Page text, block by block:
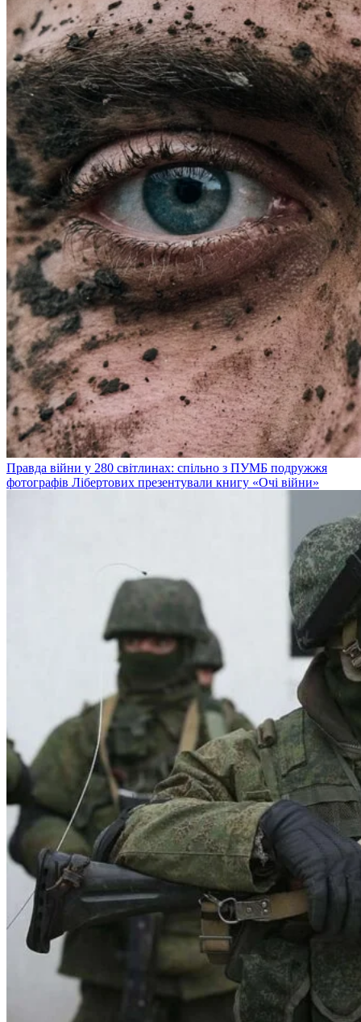
Правда війни у 280 світлинах: спільно з ПУМБ подружжя
фотографів Лібертових презентували книгу «Очі війни»